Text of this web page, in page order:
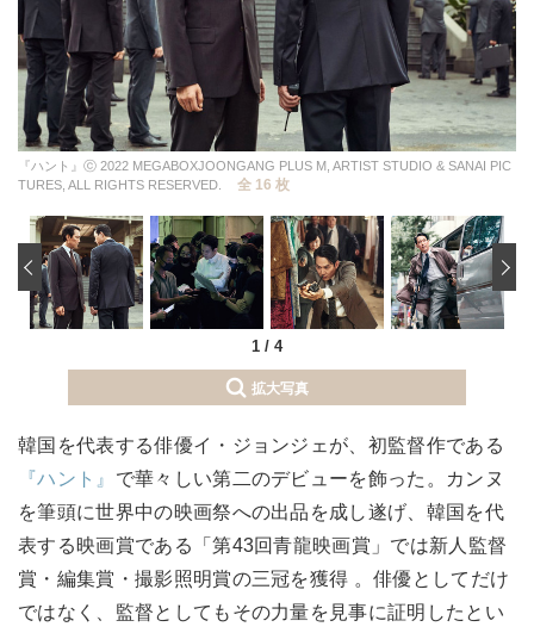
『ハント』ⓒ 2022 MEGABOXJOONGANG PLUS M, ARTIST STUDIO & SANAI PIC
TURES, ALL RIGHTS RESERVED.
全 16 枚
1 / 4
‹
拡大写真
韓国を代表する俳優イ・ジョンジェが、初監督作である
『ハント』 で華々しい第二のデビューを飾った。カンヌ
を筆頭に世界中の映画祭への出品を成し遂げ、韓国を代
表する映画賞である「第43回青龍映画賞」では新人監督
賞・編集賞・撮影照明賞の三冠を獲得 。俳優としてだけ
ではなく、監督としてもその力量を見事に証明したとい